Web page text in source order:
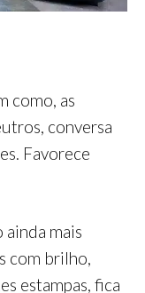
como, as
conversa
Favorece
ainda mais
com brilho,
estampas, fica